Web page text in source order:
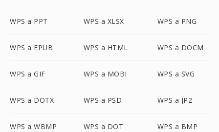
WPS a PPT WPS a XLSX WPS a PNG
WPS a EPUB WPS a HTML WPS a DOCM
WPS a GIF WPS a MOBI WPS a SVG
WPS a DOTX WPS a PSD WPS a JP2
WPS a WBMP WPS a DOT WPS a BMP